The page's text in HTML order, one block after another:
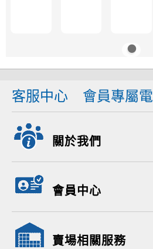
客服中心 會員專屬
關於我們
會員中心
賣場相關服務